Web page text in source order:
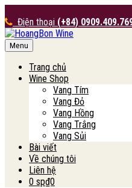
Điện thoại (+84)
HoangBon Wine
Menu
Trang chủ
Wine Shop
Vang Tím
Vang Đỏ
Vang Hồng
Vang Trắng
Vang Sủi
Bài viết
Về chúng tôi
Liên hệ
0 sp₫0